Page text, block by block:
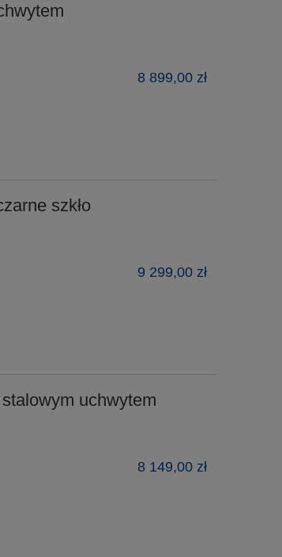
8 899,00 zł
szkło
9 299,00 zł
uchwytem
8 149,00 zł